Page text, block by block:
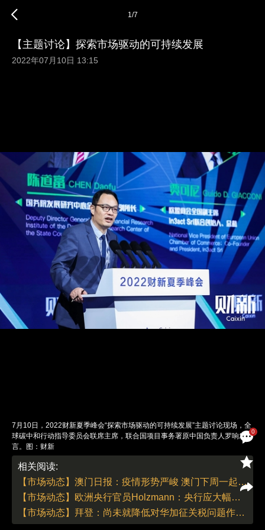
0
1/7
【主题讨论】探索市场驱动的可持续发展
2022年07月10日 13:15
7月10日，2022财新夏季峰会“探索市场驱动的可持续发展”主题讨论现场，全
球碳中和行动指导委员会联席主席，联合国项目事务署原中国负责人罗响发
言。图：财新
责任编辑：李泊静 | 版面编辑：李泊静
相关阅读:
【市场动态】澳门日报：疫情形势严峻 澳门下周一起将关闭包括赌场在内的商业场所
【市场动态】欧洲央行官员Holzmann：央行应大幅加息以遏制通胀
【市场动态】拜登：尚未就降低对华加征关税问题作出决定